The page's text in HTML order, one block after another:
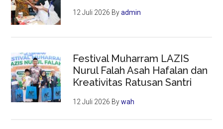
12 Juli 2026 Byadmin
Festival Muharram LAZIS
Nurul Falah Asah Hafalan dan
Kreativitas Ratusan Santri
12 Juli 2026 Bywah